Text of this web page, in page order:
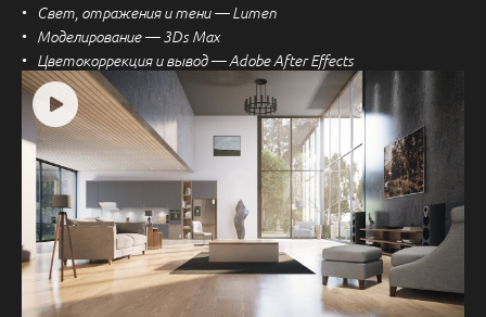
Свет, отражения и тени — Lumen
Моделирование — 3Ds Max
Цветокоррекция и вывод — Adobe After Effects